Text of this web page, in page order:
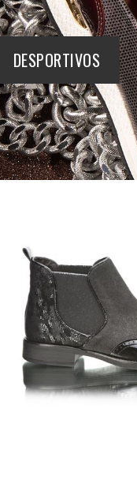
DESPORTIVOS